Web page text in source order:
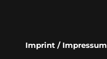
Imprint / Impressum